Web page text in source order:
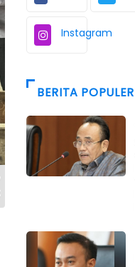
Instagram
BERITA POPULER